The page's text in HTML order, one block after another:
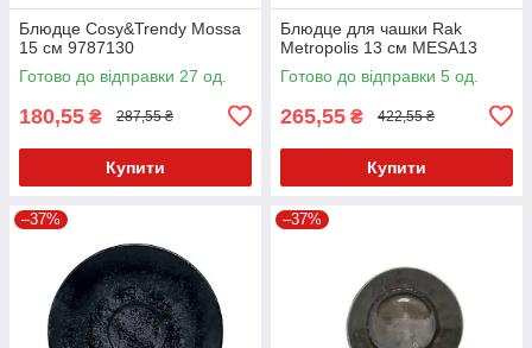
Блюдце Cosy&Trendy Mossa
15 см 9787130
Готово до відправки 27 од.
180,55 ₴ 287,55 ₴
Купити
Блюдце для чашки Rak
Metropolis 13 см MESA13
Готово до відправки 5 од.
265,55 ₴ 422,55 ₴
Купити
–37% –37%